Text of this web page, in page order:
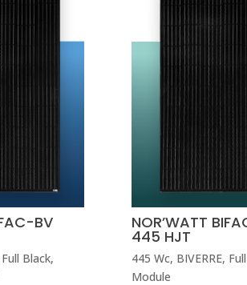
BV
Full Black,
NOR’WATT
445 HJT
445 Wc, BIVERRE,
Module